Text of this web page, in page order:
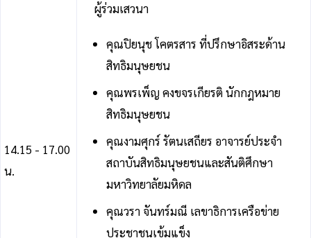
14.15 - 17.00
น.
ผู้ร่วมเสวนา
คุณปิยนุช โคตรสาร ที่ปรึกษาอิสระด้าน
สิทธิมนุษยชน
คุณพรเพ็ญ คงขจรเกียรติ นักกฎหมาย
สิทธิมนุษยชน
คุณงามศุกร์ รัตนเสถียร อาจารย์ประจำ
สถาบันสิทธิมนุษยชนและสันติศึกษา
มหาวิทยาลัยมหิดล
คุณวรา จันทร์มณี เลขาธิการเครือข่าย
ประชาชนเข้มแข็ง